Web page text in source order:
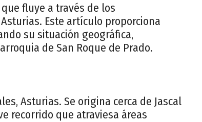
fluye a través de los
Este artículo proporciona
su situación geográfica,
de San Roque de Prado.
Asturias. Se origina cerca de Jascal
recorrido que atraviesa áreas